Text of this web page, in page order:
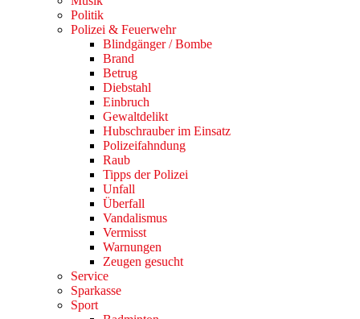
Politik
Polizei & Feuerwehr
Blindgänger / Bombe
Brand
Betrug
Diebstahl
Einbruch
Gewaltdelikt
Hubschrauber im Einsatz
Polizeifahndung
Raub
Tipps der Polizei
Unfall
Überfall
Vandalismus
Vermisst
Warnungen
Zeugen gesucht
Service
Sparkasse
Sport